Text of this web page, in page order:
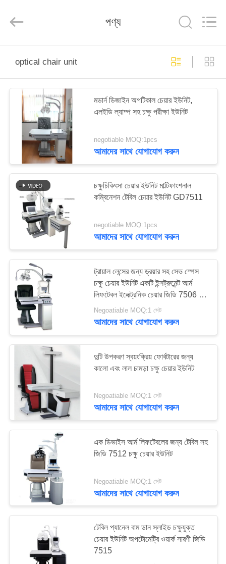
পণ্য
ভিডিও
আমাদের
সম্পর্কে
কারখানা
ভ্রমণ
মান
নিয়ন্ত্রণ
যোগাযোগ
করুন
উদ্ধৃতির
জন্য
আবেদন
সাইট
ম্যাপ
PRIVACY
POLICY
SCM
Rights
পণ্য
optical chair unit
মডার্ন ডিজাইন অপটিকাল চেয়ার ইউনিট,
এলইডি ল্যাম্প সহ চক্ষু পরীক্ষা ইউনিট
negotiable MOQ:1pcs
আমাদের সাথে যোগাযোগ করুন
চক্ষুচিকিৎসা চেয়ার ইউনিট মাল্টিফাংশনাল
কম্বিনেশন টেবিল চেয়ার ইউনিট GD7511
negotiable MOQ:1pcs
আমাদের সাথে যোগাযোগ করুন
ট্রায়াল লেন্সের জন্য ড্রয়ার সহ সেভ স্পেস
চক্ষু চেয়ার ইউনিট একটি ইন্সট্রুমেন্ট আর্ম
লিফটেবল ইলেক্ট্রনিক চেয়ার জিডি 7506 এর
জন্য
Negoatiable MOQ:1 সেট
আমাদের সাথে যোগাযোগ করুন
দুটি উপকরণ স্বয়ংক্রিয় ফোর্বটারের জন্য
কালো এবং লাল চামড়া চক্ষু চেয়ার ইউনিট
Negoatiable MOQ:1 সেট
আমাদের সাথে যোগাযোগ করুন
এক ডিভাইস আর্ম লিফটেবলের জন্য টেবিল সহ
জিডি 7512 চক্ষু চেয়ার ইউনিট
Negoatiable MOQ:1 সেট
আমাদের সাথে যোগাযোগ করুন
টেবিল প্যানেল বাম ডান স্লাইড চক্ষুযুক্ত
চেয়ার ইউনিট অপটোমেট্রি ওয়ার্ক সারণী জিডি
7515